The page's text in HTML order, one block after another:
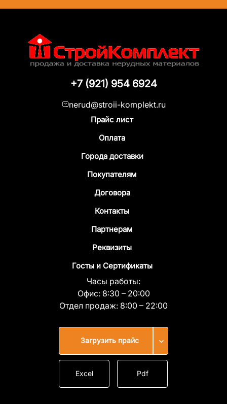
+7 (921) 954 6924
nerud@stroii-komplekt.ru
Прайс лист
Оплата
Города доставки
Покупателям
Договора
Контакты
Партнерам
Реквизиты
Госты и Сертификаты
Часы работы:
Офис: 8:30 – 20:00
Отдел продаж: 8:00 – 22:00
Загрузить прайс
Excel Pdf